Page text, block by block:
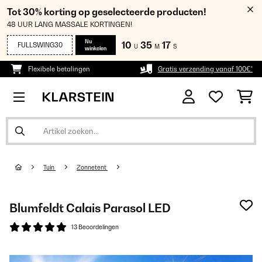
Tot 30% korting op geselecteerde producten!
48 UUR LANG MASSALE KORTINGEN!
FULLSWING30
Nu
winkelen
10 U 35 M 17 S
Flexibele betalingen Gratis verzending vanaf 100€*
Tuin Zonnetent
Blumfeldt Calais Parasol LED
13 Beoordelingen